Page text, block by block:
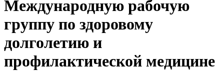
Международную рабочую
группу по здоровому
долголетию и
профилактической медицине